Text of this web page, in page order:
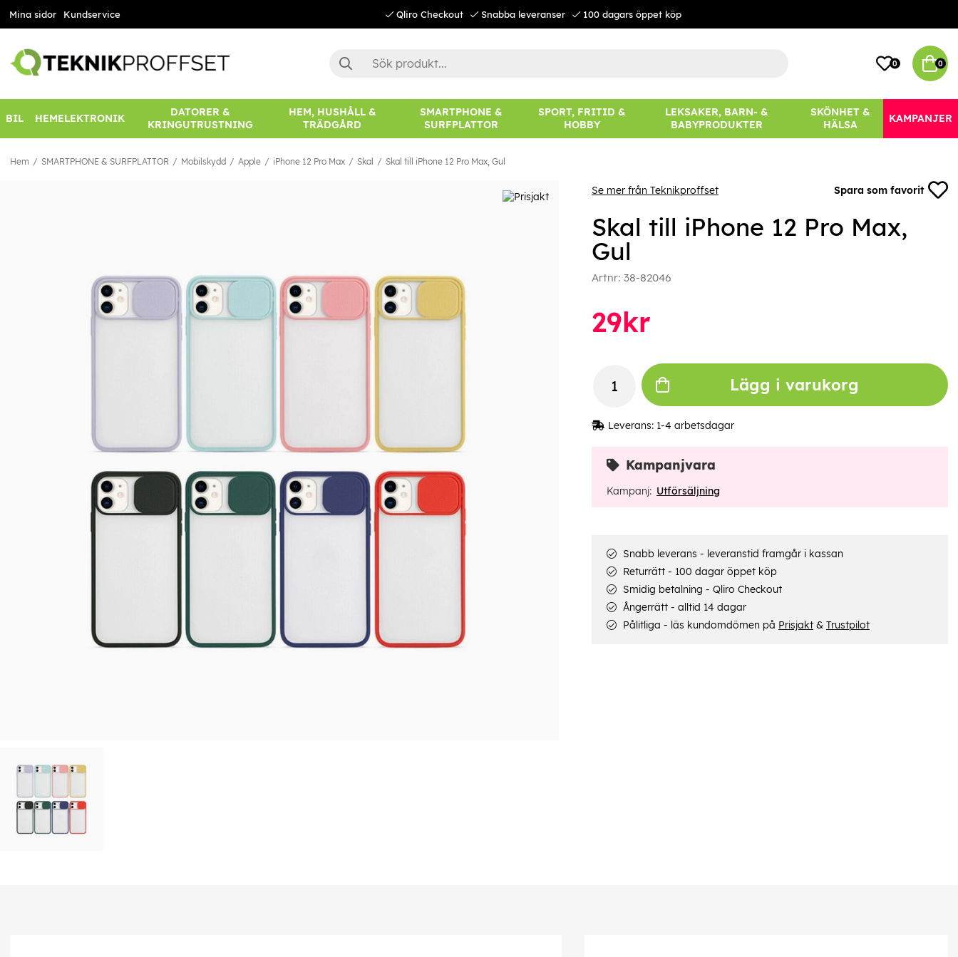
Mina sidor Kundservice Qliro Checkout Snabba leveranser 100 dagars öppet köp
0 0
BIL HEMELEKTRONIK
DATORER &
KRINGUTRUSTNING
HEM, HUSHÅLL &
TRÄDGÅRD
SMARTPHONE &
SURFPLATTOR
SPORT, FRITID &
HOBBY
LEKSAKER, BARN- &
BABYPRODUKTER
SKÖNHET &
HÄLSA
KAMPANJER
Hem SMARTPHONE & SURFPLATTOR Mobilskydd Apple iPhone 12 Pro Max Skal Skal till iPhone 12 Pro Max, Gul
Se mer från Teknikproffset Spara som favorit
Skal till iPhone 12 Pro Max,
Gul
Artnr: 38-82046
29kr
Lägg i varukorg
Leverans: 1-4 arbetsdagar
Kampanjvara
Kampanj: Utförsäljning
Snabb leverans - leveranstid framgår i kassan
Returrätt - 100 dagar öppet köp
Smidig betalning - Qliro Checkout
Ångerrätt - alltid 14 dagar
Pålitliga - läs kundomdömen på Prisjakt& Trustpilot